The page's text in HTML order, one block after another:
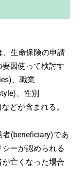
、生命保険の申請
因使って検討す
、職業
、性別
どが含まれる。
(beneficiary)であ
ーが認められる
亡くなった場合